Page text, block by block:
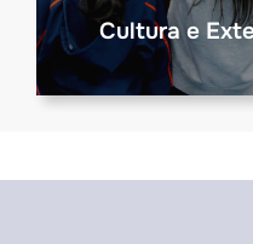
Cultura e